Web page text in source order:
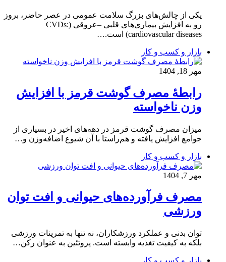
یکی از چالش‌های بزرگ سلامت عمومی در عصر حاضر، بروز
رو به افزایش بیماری‌های قلبی ‌–‌عروقی (CVDs:
cardiovascular diseases) است.…
بازار و کسب و کار
مهر 18, 1404
رابطهٔ مصرف گوشت قرمز با افزایش
وزن ناخواسته
میزان مصرف گوشت قرمز در دهه‌های اخیر در بسیاری از
جوامع افزایش یافته و هم‌راستا با آن شیوع اضافه‌وزن و…
بازار و کسب و کار
مهر 7, 1404
مصرف فرآورده‌های حیوانی و افت توان
ورزشی
توان بدنی و عملکرد ورزشکاران، نه تنها به تمرینات ورزشی
بلکه به کیفیت تغذیه وابسته است. پروتئین به عنوان رکن…